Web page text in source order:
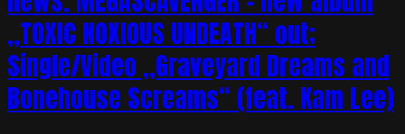
„TOXIC NOXIOUS UNDEATH“ out;
Single/Video „Graveyard Dreams and
Bonehouse Screams“ (feat. Kam Lee)